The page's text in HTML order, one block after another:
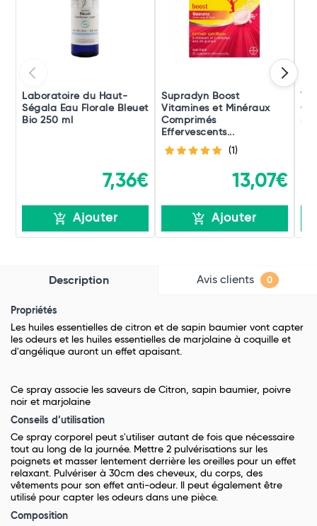
Laboratoire du Haut-
Ségala Eau Florale Bleuet
Bio 250 ml
7,36€
Ajouter
Supradyn Boost
Vitamines et Minéraux
Comprimés
Effervescents...
(1)
13,07€
Ajouter
Description Avis clients 0
Propriétés
Les huiles essentielles de citron et de sapin baumier vont capter
les odeurs et les huiles essentielles de marjolaine à coquille et
d'angélique auront un effet apaisant.
Ce spray associe les saveurs de Citron, sapin baumier, poivre
noir et marjolaine
Conseils d’utilisation
Ce spray corporel peut s'utiliser autant de fois que nécessaire
tout au long de la journée. Mettre 2 pulvérisations sur les
poignets et masser lentement derrière les oreilles pour un effet
relaxant. Pulvériser à 30cm des cheveux, du corps, des
vêtements pour son effet anti-odeur. Il peut également être
utilisé pour capter les odeurs dans une pièce.
Composition